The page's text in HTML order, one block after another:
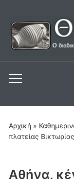
Εναλλαγή
μενού
για
κινητά
Αρχική »
πλατείας
Αθήνα,